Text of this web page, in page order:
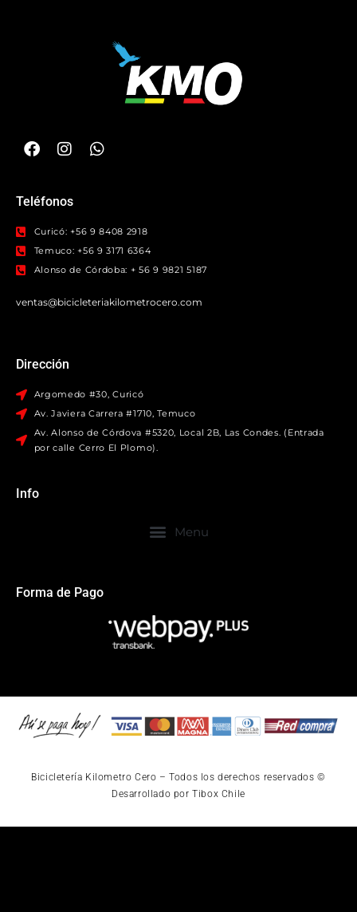
Teléfonos
Curicó: +56 9 8408 2918
Temuco: +56 9 3171 6364
Alonso de Córdoba: + 56 9 9821 5187
ventas@bicicleteriakilometrocero.com
Dirección
Argomedo #30, Curicó
Av. Javiera Carrera #1710, Temuco
Av. Alonso de Córdova #5320, Local 2B, Las Condes. (Entrada
por calle Cerro El Plomo).
Info
Forma de Pago
Bicicletería Kilometro Cero – Todos los derechos reservados ©
Desarrollado por Tibox Chile